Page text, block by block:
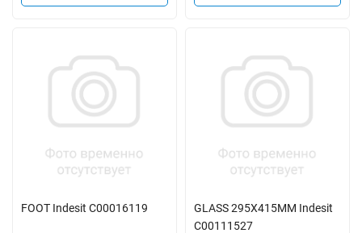
FOOT Indesit C00016119
GLASS 295X415MM Indesit
C00111527